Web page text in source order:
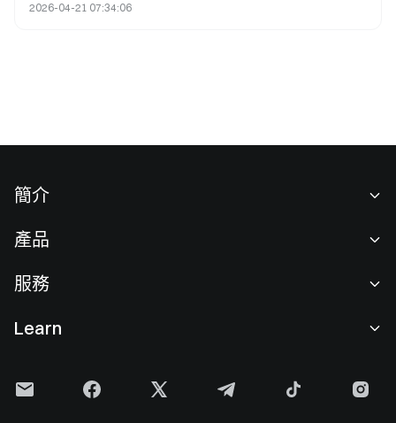
收益拆分機制，為用戶帶來固定收益及收益交易功能；
2026-04-21 07:34:06
簡介
新聞中心
產品
現貨交易
理財中心
服務
Learn
Gate 快訊